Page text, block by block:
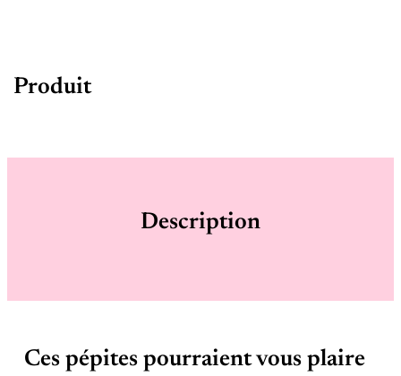
Produit
Description
Ces pépites pourraient vous plaire